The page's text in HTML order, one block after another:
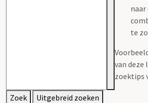
naar
te
van deze
zoektips
Zoek
Uitgebreid zoeken